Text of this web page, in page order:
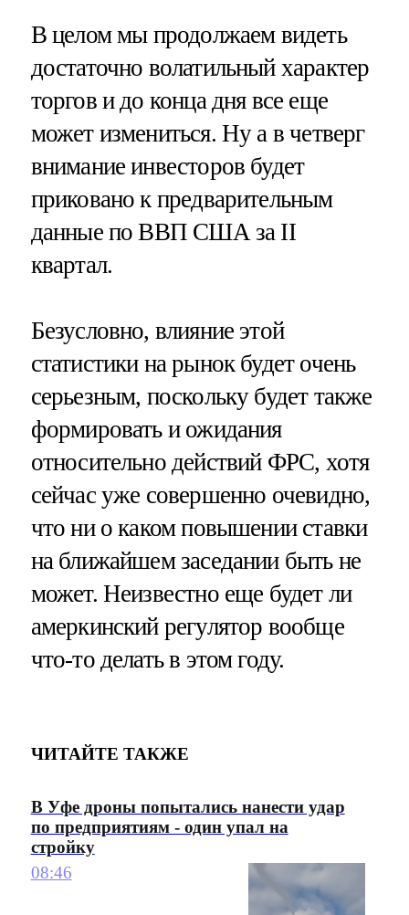
В целом мы продолжаем видеть
достаточно волатильный характер
торгов и до конца дня все еще
может измениться. Ну а в четверг
внимание инвесторов будет
приковано к предварительным
данные по ВВП США за II
квартал.
Безусловно, влияние этой
статистики на рынок будет очень
серьезным, поскольку будет также
формировать и ожидания
относительно действий ФРС, хотя
сейчас уже совершенно очевидно,
что ни о каком повышении ставки
на ближайшем заседании быть не
может. Неизвестно еще будет ли
амеркинский регулятор вообще
что-то делать в этом году.
ЧИТАЙТЕ ТАКЖЕ
В Уфе дроны попытались нанести удар
по предприятиям - один упал на
стройку
08:46